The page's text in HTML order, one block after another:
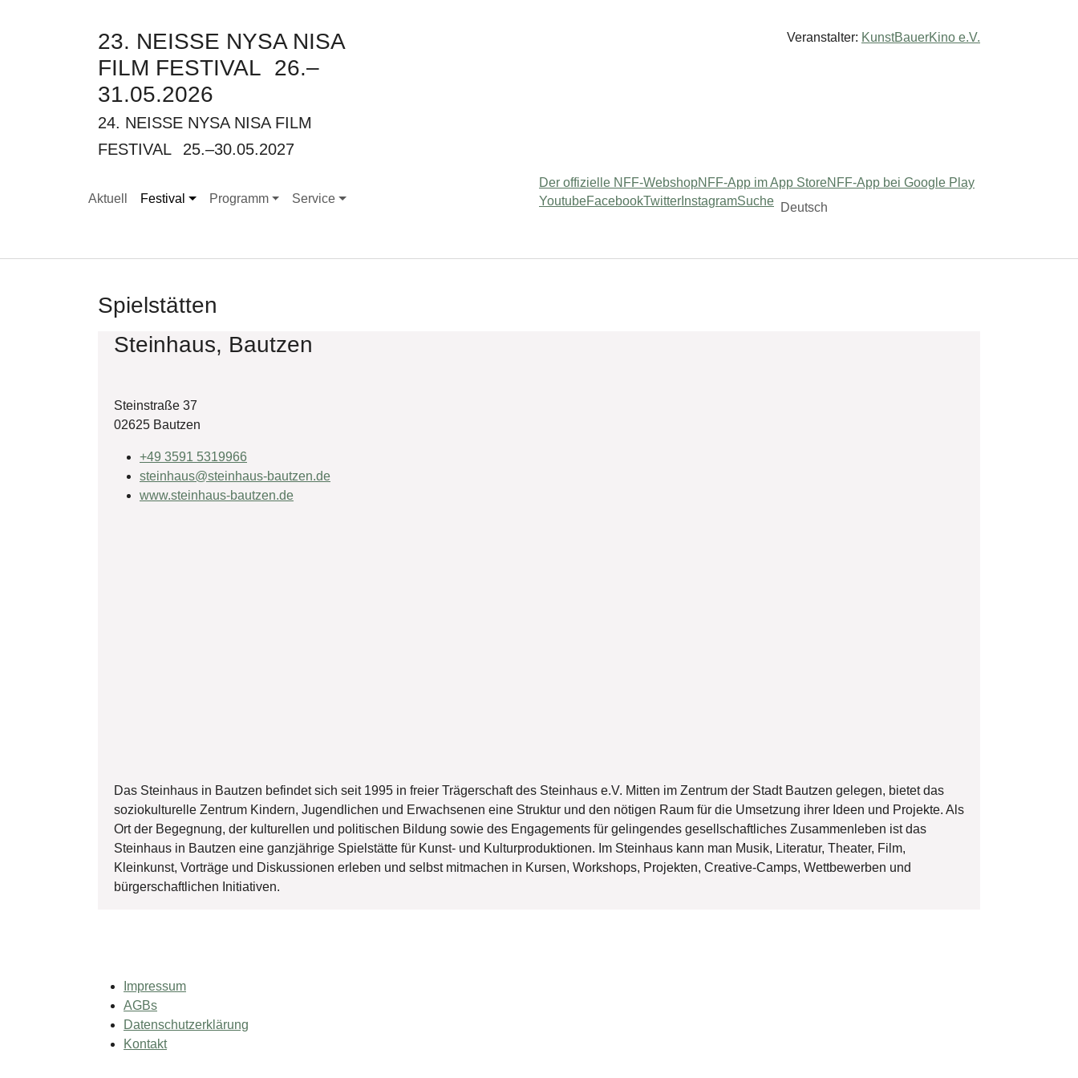
23. NEISSE NYSA NISA
FILM FESTIVAL 26.–
31.05.2026
24. NEISSE NYSA NISA FILM
FESTIVAL
25.–30.05.2027
Veranstalter: KunstBauerKino e.V.
Aktuell Festival
Submenu for "Festival"
Programm
Submenu for "Programm"
Service
Submenu for "Service"
Der offizielle NFF-WebshopNFF-App im App StoreNFF-App bei Google Play
YoutubeFacebookTwitter InstagramSuche Deutsch
Spielstätten
Steinhaus, Bautzen
Steinstraße 37
02625 Bautzen
+49 3591 5319966
steinhaus@steinhaus-bautzen.de
www.steinhaus-bautzen.de
Das Steinhaus in Bautzen befindet sich seit 1995 in freier Trägerschaft des Steinhaus e.V. Mitten im Zentrum der Stadt Bautzen gelegen, bietet das
soziokulturelle Zentrum Kindern, Jugendlichen und Erwachsenen eine Struktur und den nötigen Raum für die Umsetzung ihrer Ideen und Projekte. Als
Ort der Begegnung, der kulturellen und politischen Bildung sowie des Engagements für gelingendes gesellschaftliches Zusammenleben ist das
Steinhaus in Bautzen eine ganzjährige Spielstätte für Kunst- und Kulturproduktionen. Im Steinhaus kann man Musik, Literatur, Theater, Film,
Kleinkunst, Vorträge und Diskussionen erleben und selbst mitmachen in Kursen, Workshops, Projekten, Creative-Camps, Wettbewerben und
bürgerschaftlichen Initiativen.
Impressum
AGBs
Datenschutzerklärung
Kontakt